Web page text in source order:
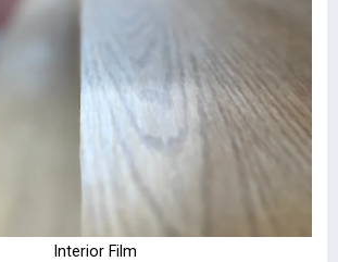
Interior Film